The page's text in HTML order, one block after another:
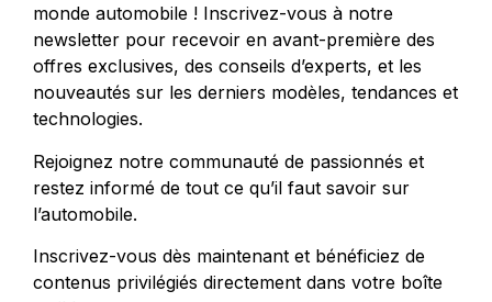
monde automobile ! Inscrivez-vous à notre
newsletter pour recevoir en avant-première des
offres exclusives, des conseils d’experts, et les
nouveautés sur les derniers modèles, tendances et
technologies.
Rejoignez notre communauté de passionnés et
restez informé de tout ce qu’il faut savoir sur
l’automobile.
Inscrivez-vous dès maintenant et bénéficiez de
contenus privilégiés directement dans votre boîte